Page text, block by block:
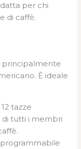
per chi
di caffè.
principalmente
È ideale
tazze
di tutti i membri